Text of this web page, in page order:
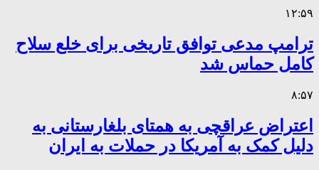
۱۲:۵۹
ترامپ مدعی توافق تاریخی برای خلع سلاح
کامل حماس شد
۸:۵۷
اعتراض عراقچی به همتای بلغارستانی به
دلیل کمک به آمریکا در حملات به ایران